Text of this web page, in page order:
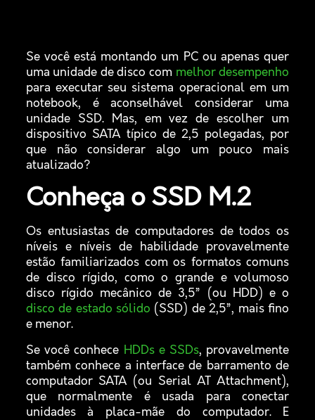
Se você está montando um PC ou apenas quer
uma unidade de disco com melhor desempenho
para executar seu sistema operacional em um
notebook, é aconselhável considerar uma
unidade SSD. Mas, em vez de escolher um
dispositivo SATA típico de 2,5 polegadas, por
que não considerar algo um pouco mais
atualizado?
Conheça o SSD M.2
Os entusiastas de computadores de todos os
níveis e níveis de habilidade provavelmente
estão familiarizados com os formatos comuns
de disco rígido, como o grande e volumoso
disco rígido mecânico de 3,5” (ou HDD) e o
disco de estado sólido (SSD) de 2,5”, mais fino
e menor.
Se você conhece HDDs e SSDs, provavelmente
também conhece a interface de barramento de
computador SATA (ou Serial AT Attachment),
que normalmente é usada para conectar
unidades à placa-mãe do computador. E